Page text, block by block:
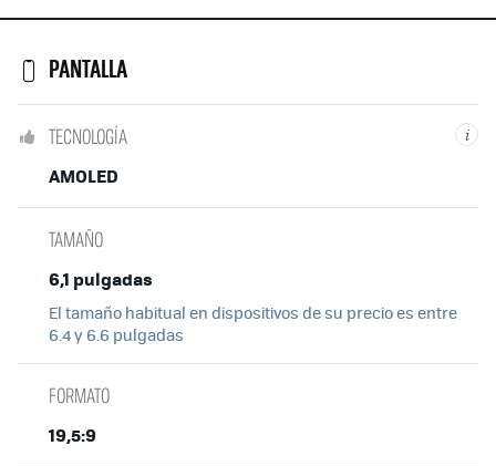
PANTALLA
i
TECNOLOGÍA
AMOLED
TAMAÑO
6,1 pulgadas
El tamaño habitual en dispositivos de su precio es entre
6.4 y 6.6 pulgadas
FORMATO
19,5:9